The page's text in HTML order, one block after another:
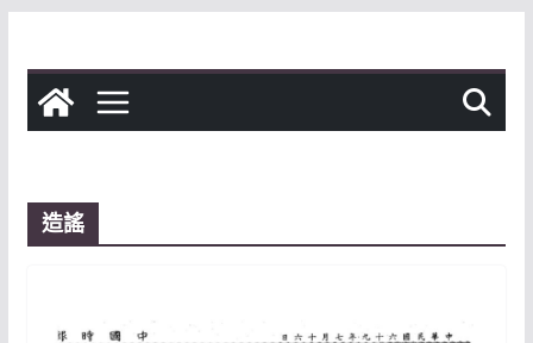
content
造謠